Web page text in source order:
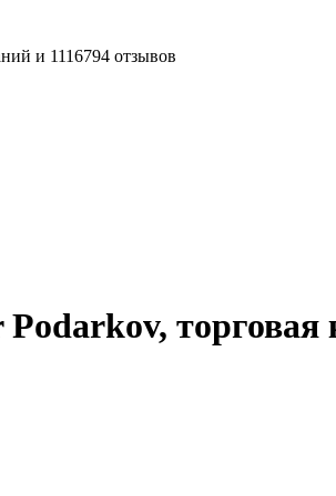
и 1116794 отзывов
торговая